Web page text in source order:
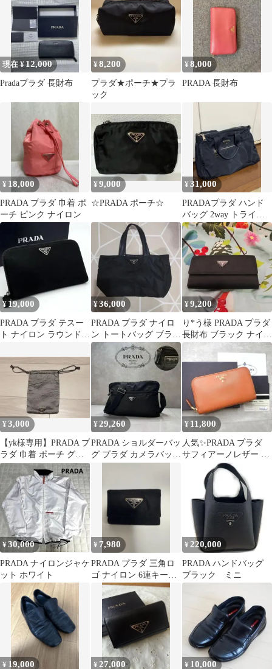
現在 ¥12,000
Pradaプラダ 長財布
¥8,200
プラダ★ポーチ★プラ
ック
¥8,000
PRADA 長財布
¥ 18,000
PRADA プラダ 巾着 ポ
ーチ ピンク ナイロン
¥9,000
☆PRADA ポーチ☆
¥31,000
PRADAプラダ ハンド
バッグ 2way トライア
ングルロゴ ネロ
BN1843
¥ 19,000
PRADA プラダ テスー
ト ナイロン ラウンドジ
ゴ
¥36,000
PRADA プラダ ナイロ
ン トートバッグ ブラッ
ク
¥9,200
り*う様 PRADA プラダ
長財布 ブラック ナイロ
¥3,000
【yk様専用】PRADA プ
ラダ 巾着 ポーチ グレ
ー
¥29,260
PRADA ショルダーバッ
グ プラダ カメラバッグ
¥ 11,800
人気✨PRADA プラダ
サフィアーノレザー 財
布 オレンジ 付属あり
¥30,000
PRADA ナイロンジャケ
ット ホワイト
¥ 7,980
PRADA プラダ 三角ロ
ゴ ナイロン 6連キーケ
ース 黒
¥ 220,000
PRADA ハンドバッグ
ブラック ミニ
¥ 19,000 ¥ 27,000 ¥ 10,000